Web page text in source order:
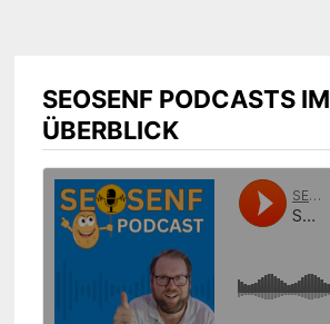
SEOSENF PODCASTS IM
ÜBERBLICK